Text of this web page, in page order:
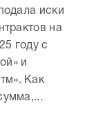
иски
на
году с
и
Как